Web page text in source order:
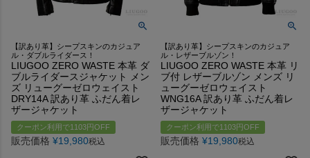
【訳あり革】シープスキンのカジュア
ル・ダブルライダース！
LIUGOO ZERO WASTE 本革 ダ
ブルライダースジャケット メン
ズ リューグーゼロウェイスト
DRY14A 訳あり革 ふだん着レ
ザージャケット
クーポン利用で1103円OFF
販売価格 ¥19,980税込
【訳あり革】シープスキンのカジュア
ル・レザーブルゾン！
LIUGOO ZERO WASTE 本革 リ
ブ付 レザーブルゾン メンズ リ
ューグーゼロウェイスト
WNG16A 訳あり革 ふだん着レ
ザージャケット
クーポン利用で1103円OFF
販売価格 ¥19,980税込